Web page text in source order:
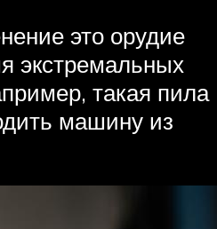
это орудие
экстремальных
такая пила
машину из